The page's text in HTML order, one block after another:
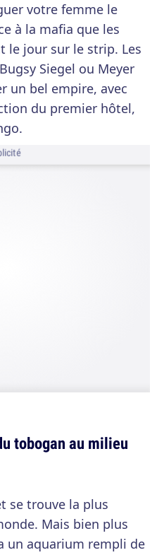
votre femme le
à la mafia que les
le jour sur le strip. Les
Siegel ou Meyer
un bel empire, avec
du premier hôtel,
tobogan au milieu
se trouve la plus
Mais bien plus
un aquarium rempli de